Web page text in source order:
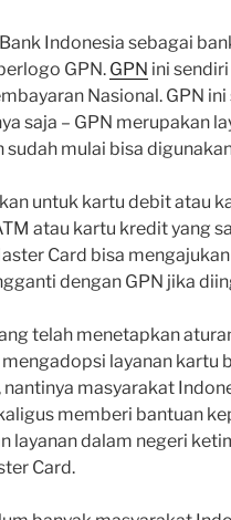
Indonesia sebagai
GPN. GPN ini
Nasional. GPN
saja – GPN merupakan
mulai bisa
untuk kartu debit atau
atau kartu kredit yang
Card bisa
dengan GPN jika
telah menetapkan
layanan kartu
masyarakat
memberi bantuan
layanan dalam negeri
Card.